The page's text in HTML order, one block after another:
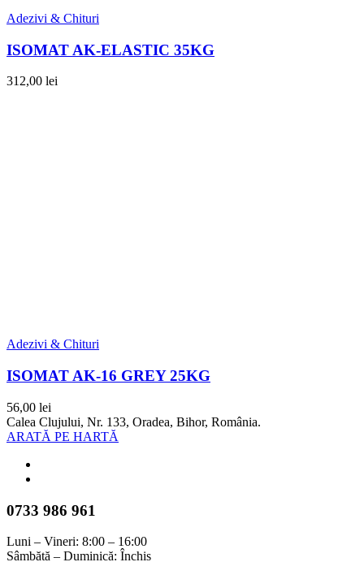
Adezivi & Chituri
ISOMAT AK-ELASTIC 35KG
312,00 lei
Adezivi & Chituri
ISOMAT AK-16 GREY 25KG
56,00 lei
Calea Clujului, Nr. 133, Oradea, Bihor, România.
ARATĂ PE HARTĂ
0733 986 961
Luni – Vineri: 8:00 – 16:00
Sâmbătă – Duminică: Închis